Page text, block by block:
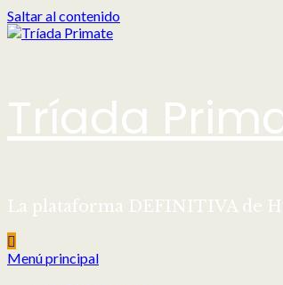
Saltar al contenido
Tríada
La plataforma DEFINITIVA de
Menú principal